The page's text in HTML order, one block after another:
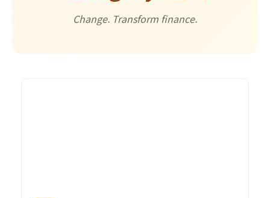
Change. Transform finance.